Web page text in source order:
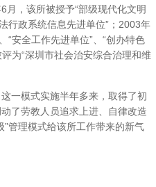
，该所被授予“部级现代化文明
行政系统信息先进单位”；2003年
“安全工作先进单位”、“创办特色
为“深圳市社会治安综合治理和维
一模式实施半年多来，取得了初
了劳教人员追求上进、自律改造
管理模式给该所工作带来的新气